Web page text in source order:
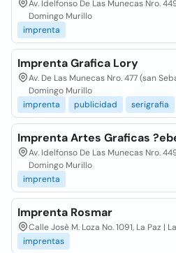
Av. Idelfonso De Las Munecas Nro.
Domingo Murillo
imprenta
Imprenta Grafica Lory
Av. De Las Munecas Nro. 477 (san
Domingo Murillo
imprenta
publicidad serigrafia
Imprenta Artes Graficas
Av. Idelfonso De Las Munecas Nro.
Domingo Murillo
imprenta
Imprenta Rosmar
Calle Josè M. Loza No. 1091, La Paz |
imprentas